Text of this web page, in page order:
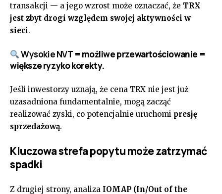
transakcji — a jego wzrost może oznaczać, że TRX
jest zbyt drogi względem swojej aktywności w
sieci.
Wysokie NVT = możliwe przewartościowanie =
większe ryzyko korekty.
Jeśli inwestorzy uznają, że cena TRX nie jest już
uzasadniona fundamentalnie, mogą zacząć
realizować zyski, co potencjalnie uruchomi presję
sprzedażową.
Kluczowa strefa popytu może zatrzymać
spadki
Z drugiej strony, analiza IOMAP (In/Out of the